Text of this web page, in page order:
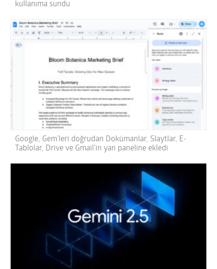
kullanıma sundu
Google, Gem’leri doğrudan Dokümanlar, Slaytlar, E-
Tablolar, Drive ve Gmail’in yan paneline ekledi